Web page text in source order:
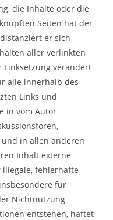
die Inhalte oder die
Seiten hat der
er sich
aller verlinkten
Linksetzung verändert
alle innerhalb des
Links und
in vom Autor
in allen anderen
Inhalt externe
fehlerhafte
für
Nichtnutzung
entstehen, haftet